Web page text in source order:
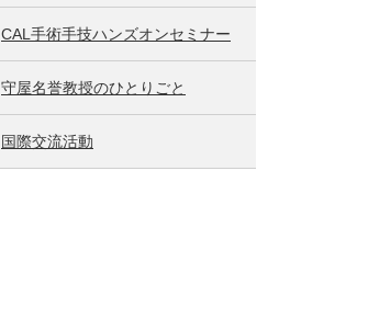
CAL手術手技ハンズオンセミナー
守屋名誉教授のひとりごと
国際交流活動